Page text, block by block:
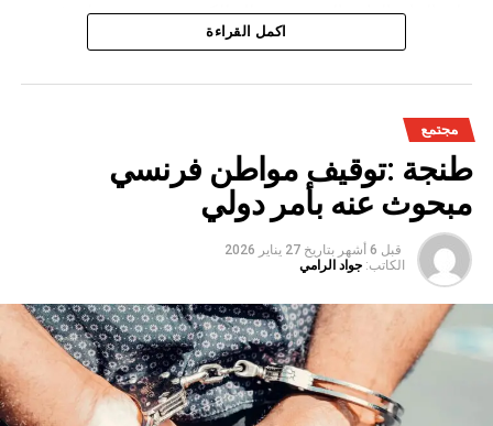
عليه النيابة العامة المختصة، وذلك للكشف عن جميع ظروف
وملابسات وخلفيات هذه القضية، وكذا تحديد كافة
اكمل القراءة
مجتمع
طنجة :توقيف مواطن فرنسي
مبحوث عنه بأمر دولي
قبل 6 أشهر بتاريخ 27 يناير 2026
الكاتب: جواد الرامي